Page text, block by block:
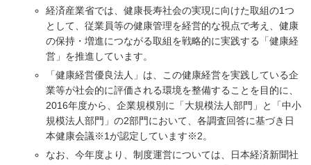
経済産業省では、健康長寿社会の実現に向けた取組の1つ
として、従業員等の健康管理を経営的な視点で考え、健康
の保持・増進につながる取組を戦略的に実践する「健康経
営」を推進しています。
「健康経営優良法人」は、この健康経営を実践している企
業等が社会的に評価される環境を整備することを目的に、
2016年度から、企業規模別に「大規模法人部門」と「中小
規模法人部門」の2部門において、各調査回答に基づき日
本健康会議※1が認定しています※2。
なお、今年度より、制度運営については、日本経済新聞社